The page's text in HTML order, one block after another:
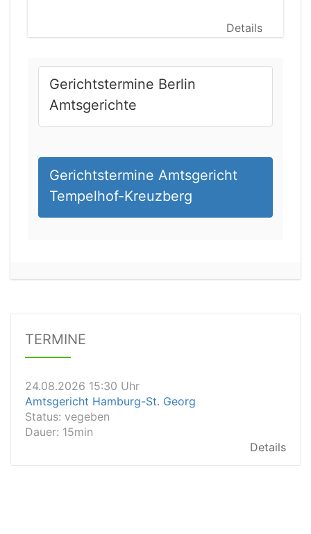
Details
Gerichtstermine Berlin
Amtsgerichte
Gerichtstermine Amtsgericht
Tempelhof-Kreuzberg
TERMINE
24.08.2026 11:30 Uhr
Status:vegeben
Dauer: 15min
24.08.2026 14:45 Uhr